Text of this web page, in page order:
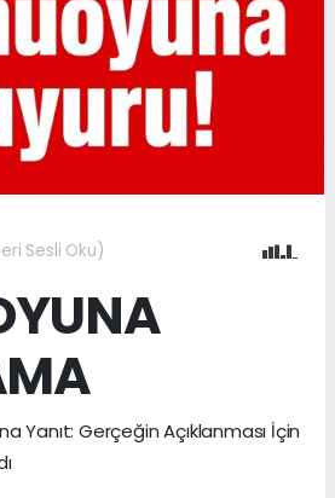
Sesli Oku)
Yanıt: Gerçeğin Açıklanması İçin